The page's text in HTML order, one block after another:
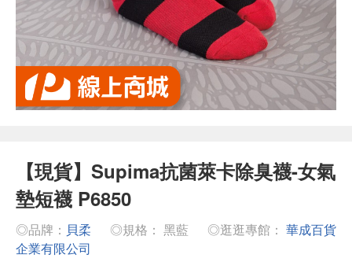
【現貨】Supima抗菌萊卡除臭襪-女氣
墊短襪 P6850
◎品牌： 貝柔 ◎規格： 黑藍 ◎逛逛專館： 華成百貨
企業有限公司